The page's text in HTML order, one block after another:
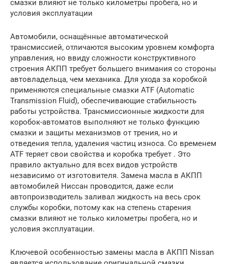
смазки влияют не только километры пробега, но и
условия эксплуатации
Автомобили, оснащённые автоматической
трансмиссией, отличаются высоким уровнем комфорта
управления, но ввиду сложности конструктивного
строения АКПП требует большего внимания со стороны
автовладельца, чем механика. Для ухода за коробкой
применяются специальные смазки ATF (Automatic
Transmission Fluid), обеспечивающие стабильность
работы устройства. Трансмиссионные жидкости для
коробок-автоматов выполняют не только функцию
смазки и защиты механизмов от трения, но и
отведения тепла, удаления частиц износа. Со временем
ATF теряет свои свойства и коробка требует . Это
правило актуально для всех видов устройств
независимо от изготовителя. Замена масла в АКПП
автомобилей Ниссан проводится, даже если
автопроизводитель заливал жидкость на весь срок
службы коробки, потому как на степень старения
смазки влияют не только километры пробега, но и
условия эксплуатации.
Ключевой особенностью замены масла в АКПП Nissan